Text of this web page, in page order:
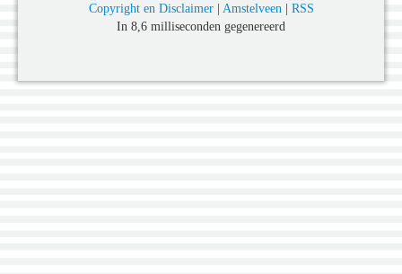
Copyright en Disclaimer| Amstelveen
RSS
In 8,6 milliseconden gegenereerd